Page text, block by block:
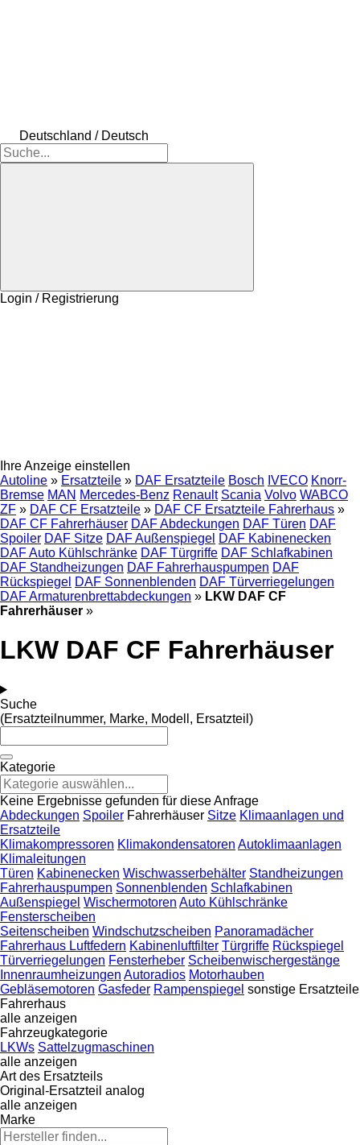
Deutschland / Deutsch
Login / Registrierung
Ihre Anzeige einstellen
Autoline » Ersatzteile » DAF Ersatzteile Bosch IVECO Knorr-
Bremse MAN Mercedes-Benz Renault Scania Volvo WABCO
ZF » DAF CF Ersatzteile » DAF CF Ersatzteile Fahrerhaus »
DAF CF Fahrerhäuser DAF Abdeckungen DAF Türen DAF
Spoiler DAF Sitze DAF Außenspiegel DAF Kabinenecken
DAF Auto Kühlschränke DAF Türgriffe DAF Schlafkabinen
DAF Standheizungen DAF Fahrerhauspumpen DAF
Rückspiegel DAF Sonnenblenden DAF Türverriegelungen
DAF Armaturenbrettabdeckungen » LKW DAF CF
Fahrerhäuser »
LKW DAF CF Fahrerhäuser
Suche
(Ersatzteilnummer, Marke, Modell, Ersatzteil)
Kategorie
Keine Ergebnisse gefunden für diese Anfrage
Abdeckungen Spoiler Fahrerhäuser Sitze Klimaanlagen und
Ersatzteile
Klimakompressoren Klimakondensatoren Autoklimaanlagen
Klimaleitungen
Türen Kabinenecken Wischwasserbehälter Standheizungen
Fahrerhauspumpen Sonnenblenden Schlafkabinen
Außenspiegel Wischermotoren Auto Kühlschränke
Fensterscheiben
Seitenscheiben Windschutzscheiben Panoramadächer
Fahrerhaus Luftfedern Kabinenluftfilter Türgriffe Rückspiegel
Türverriegelungen Fensterheber Scheibenwischergestänge
Innenraumheizungen Autoradios Motorhauben
Gebläsemotoren Gasfeder Rampenspiegel sonstige Ersatzteile
Fahrerhaus
alle anzeigen
Fahrzeugkategorie
LKWs Sattelzugmaschinen
alle anzeigen
Art des Ersatzteils
Original-Ersatzteil analog
alle anzeigen
Marke